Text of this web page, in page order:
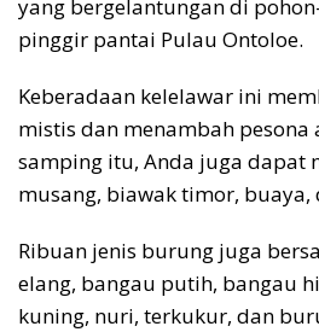
yang bergelantungan di
pinggir pantai Pulau Ontoloe.
Keberadaan kelelawar ini
mistis dan menambah pesona
samping itu, Anda juga dapat
musang, biawak timor, buaya,
Ribuan jenis burung juga
elang, bangau putih, bangau
kuning, nuri, terkukur, dan